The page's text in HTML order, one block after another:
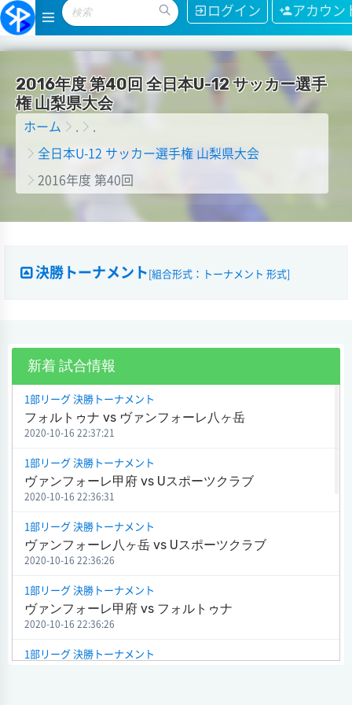
ログイン アカウン
2016年度第40回 全日本U-12サッカー選手
権山梨県大会
ホーム
全日本U-12 サッカー選手権 山梨県大会
2016年度 第40回
決勝トーナメント [組合形式：トーナメント 形式]
新着 試合情報
1部リーグ 決勝トーナメント
フォルトゥナ vs ヴァンフォーレ八ヶ岳
2020-10-16 22:37:21
1部リーグ 決勝トーナメント
ヴァンフォーレ甲府 vs Uスポーツクラブ
2020-10-16 22:36:31
1部リーグ 決勝トーナメント
ヴァンフォーレ八ヶ岳 vs Uスポーツクラブ
2020-10-16 22:36:26
1部リーグ 決勝トーナメント
ヴァンフォーレ甲府 vs フォルトゥナ
2020-10-16 22:36:26
1部リーグ 決勝トーナメント